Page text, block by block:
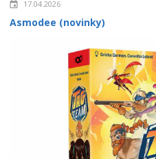
17.04.2026
Asmodee (novinky)